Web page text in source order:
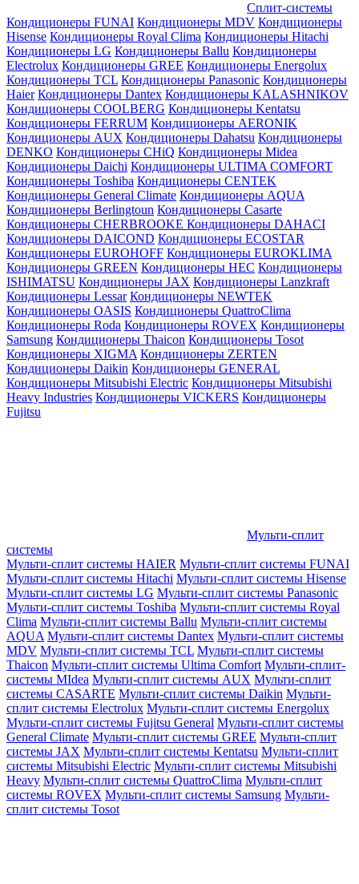
Сплит-системы
Кондиционеры FUNAI Кондиционеры MDV Кондиционеры
Hisense Кондиционеры Royal Clima Кондиционеры Hitachi
Кондиционеры LG Кондиционеры Ballu Кондиционеры
Electrolux Кондиционеры GREE Кондиционеры Energolux
Кондиционеры TCL Кондиционеры Panasonic Кондиционеры
Haier Кондиционеры Dantex Кондиционеры KALASHNIKOV
Кондиционеры СOOLBERG Кондиционеры Kentatsu
Кондиционеры FERRUM Кондиционеры AERONIK
Кондиционеры AUX Кондиционеры Dahatsu Кондиционеры
DENKO Кондиционеры CHiQ Кондиционеры Midea
Кондиционеры Daichi Кондиционеры ULTIMA COMFORT
Кондиционеры Toshiba Кондиционеры CENTEK
Кондиционеры General Climate Кондиционеры AQUA
Кондиционеры Berlingtoun Кондиционеры Casarte
Кондиционеры CHERBROOKE Кондиционеры DAHACI
Кондиционеры DAICOND Кондиционеры ECOSTAR
Кондиционеры EUROHOFF Кондиционеры EUROKLIMA
Кондиционеры GREEN Кондиционеры HEC Кондиционеры
ISHIMATSU Кондиционеры JAX Кондиционеры Lanzkraft
Кондиционеры Lessar Кондиционеры NEWTEK
Кондиционеры OASIS Кондиционеры QuattroClima
Кондиционеры Roda Кондиционеры ROVEX Кондиционеры
Samsung Кондиционеры Thaicon Кондиционеры Tosot
Кондиционеры XIGMA Кондиционеры ZERTEN
Кондиционеры Daikin Кондиционеры GENERAL
Кондиционеры Mitsubishi Electric Кондиционеры Mitsubishi
Heavy Industries Кондиционеры VICKERS Кондиционеры
Fujitsu
Мульти-сплит
системы
Мульти-сплит системы HAIER Мульти-сплит системы FUNAI
Мульти-сплит системы Hitachi Мульти-сплит системы Hisense
Мульти-сплит системы LG Мульти-сплит системы Panasonic
Мульти-сплит системы Toshiba Мульти-сплит системы Royal
Clima Мульти-сплит системы Ballu Мульти-сплит системы
AQUA Мульти-сплит системы Dantex Мульти-сплит системы
MDV Мульти-сплит системы TCL Мульти-сплит системы
Thaicon Мульти-сплит системы Ultima Comfort Мульти-сплит-
системы MIdea Мульти-сплит системы AUX Мульти-сплит
системы CASARTE Мульти-сплит системы Daikin Мульти-
сплит системы Electrolux Мульти-сплит системы Energolux
Мульти-сплит системы Fujitsu General Мульти-сплит системы
General Climate Мульти-сплит системы GREE Мульти-сплит
системы JAX Мульти-сплит системы Kentatsu Мульти-сплит
системы Mitsubishi Electric Мульти-сплит системы Mitsubishi
Heavy Мульти-сплит системы QuattroClima Мульти-сплит
системы ROVEX Мульти-сплит системы Samsung Мульти-
сплит системы Tosot